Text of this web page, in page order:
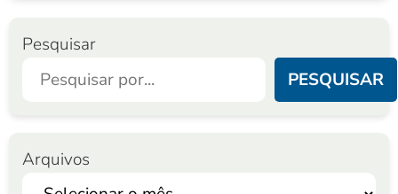
Pesquisar
PESQUISAR
Arquivos